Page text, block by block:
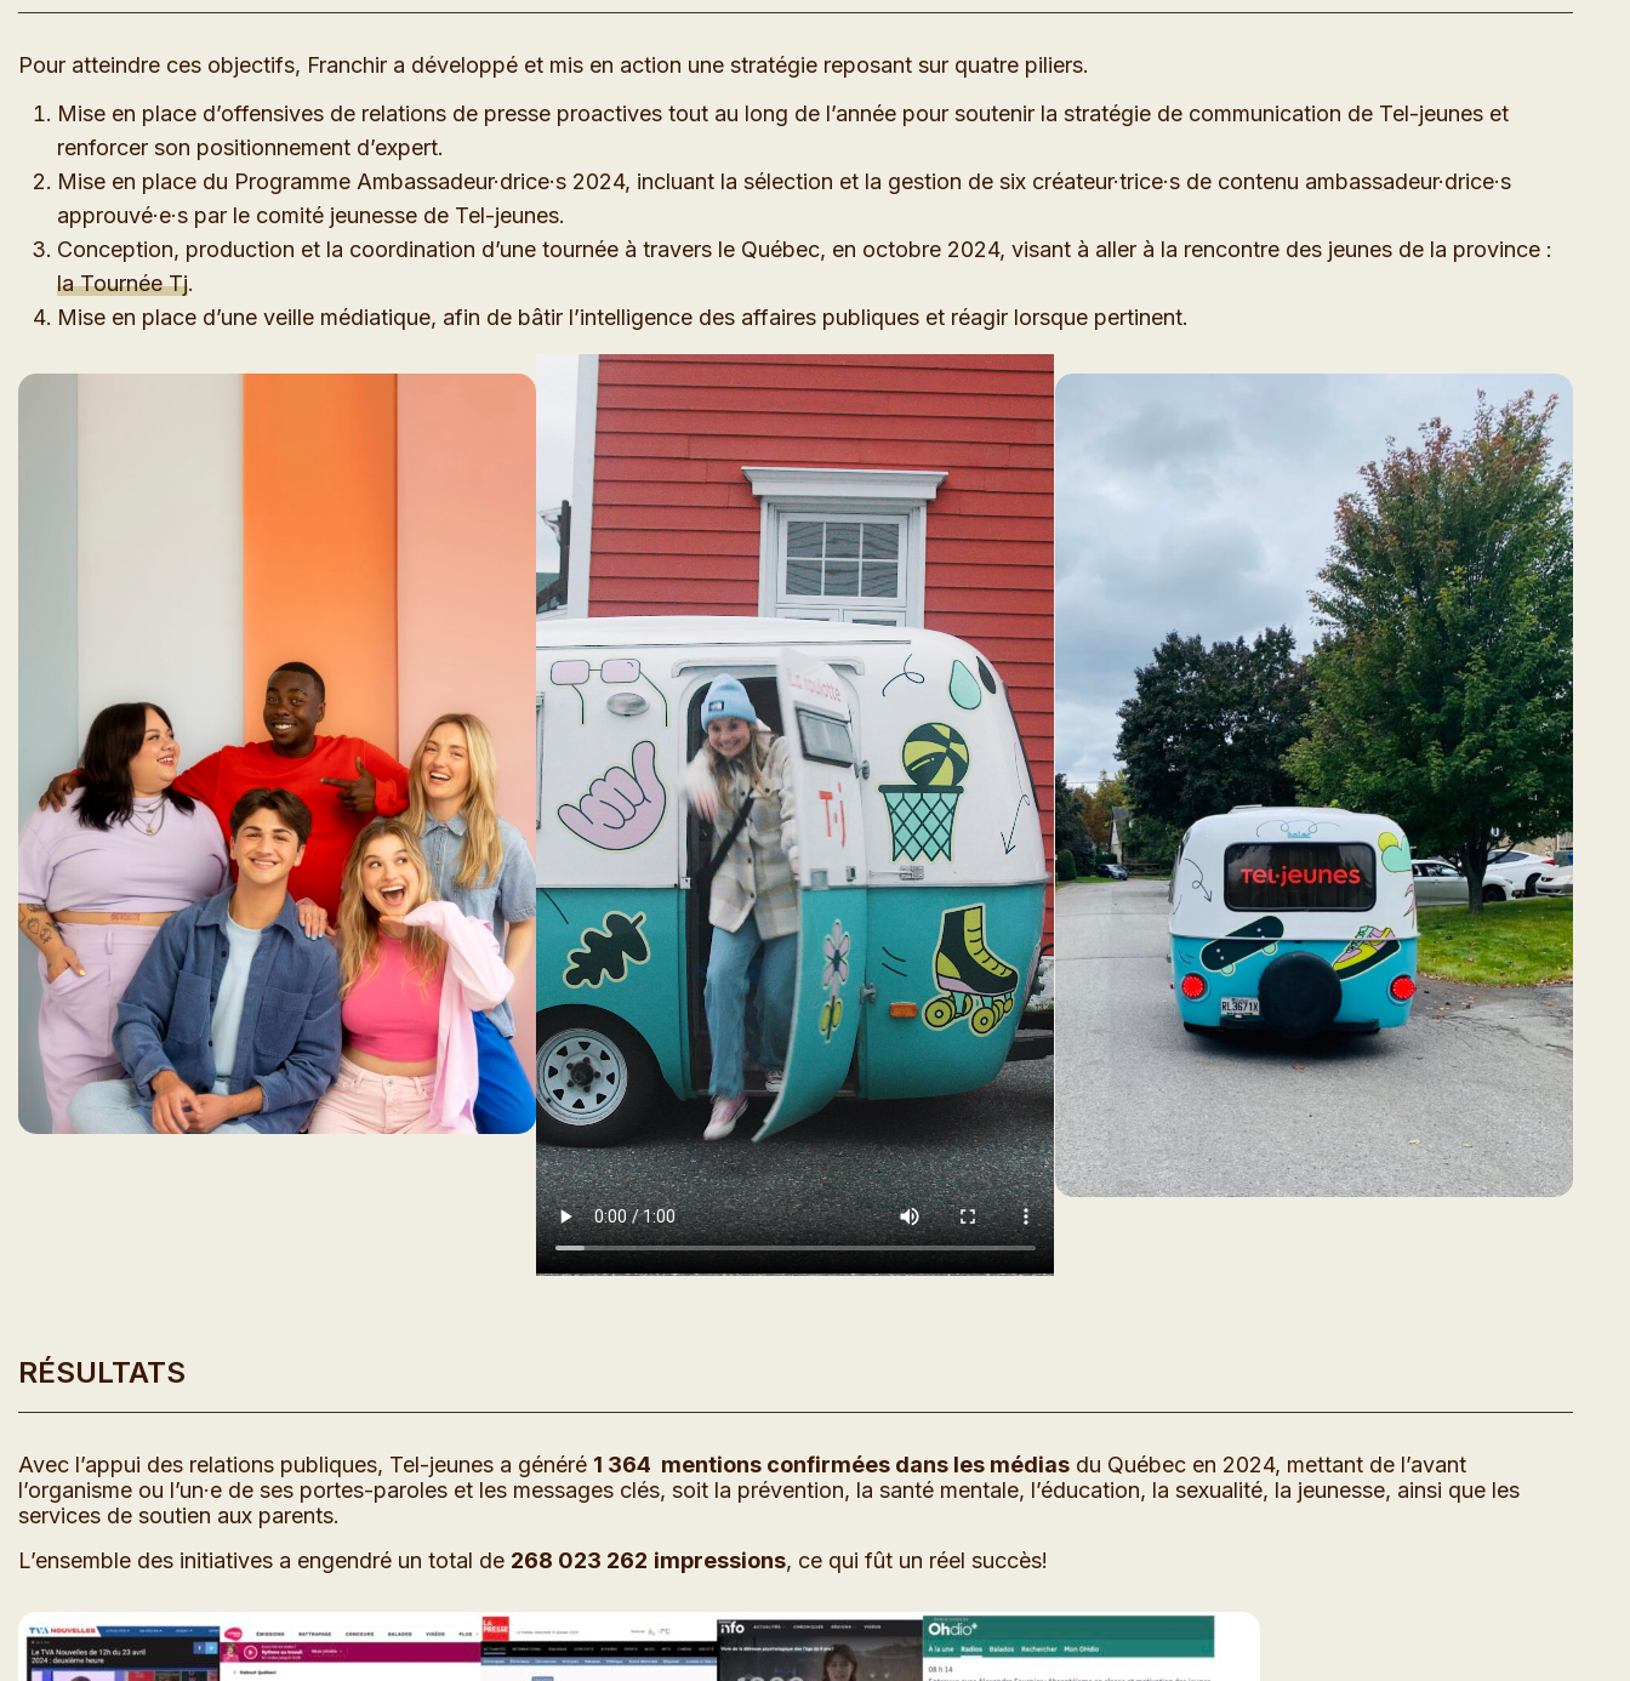
Pour atteindre ces objectifs, Franchir a développé et mis en action une stratégie reposant sur quatre piliers.
Mise en place d’offensives de relations de presse proactives tout au long de l’année pour soutenir la stratégie de communication de Tel-jeunes et
renforcer son positionnement d’expert.
Mise en place du Programme Ambassadeur·drice·s 2024, incluant la sélection et la gestion de six créateur·trice·s de contenu ambassadeur·drice·s
approuvé·e·s par le comité jeunesse de Tel-jeunes.
Conception, production et la coordination d’une tournée à travers le Québec, en octobre 2024, visant à aller à la rencontre des jeunes de la province :
la Tournée Tj.
Mise en place d’une veille médiatique, afin de bâtir l’intelligence des affaires publiques et réagir lorsque pertinent.
RÉSULTATS
Avec l’appui des relations publiques, Tel-jeunes a généré 1 364 mentions confirmées dans les médias du Québec en 2024, mettant de l’avant
l’organisme ou l’un·e de ses portes-paroles et les messages clés, soit la prévention, la santé mentale, l’éducation, la sexualité, la jeunesse, ainsi que les
services de soutien aux parents.
L’ensemble des initiatives a engendré un total de 268 023 262 impressions, ce qui fût un réel succès!